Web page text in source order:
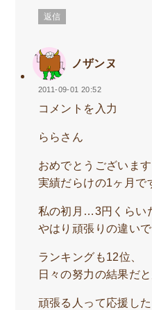
返信
ノザンヌ
2011-09-01 20:52
コメントを入力
ららさん
おめでとうございます
実績だらけの1ヶ月で
私の初月…3円くらい
やはり頑張りの違い
ランキングも12位、
日々の努力の結果だと
頑張る人って応援した